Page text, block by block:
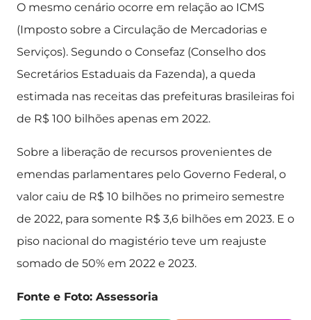
O mesmo cenário ocorre em relação ao ICMS
(Imposto sobre a Circulação de Mercadorias e
Serviços). Segundo o Consefaz (Conselho dos
Secretários Estaduais da Fazenda), a queda
estimada nas receitas das prefeituras brasileiras foi
de R$ 100 bilhões apenas em 2022.
Sobre a liberação de recursos provenientes de
emendas parlamentares pelo Governo Federal, o
valor caiu de R$ 10 bilhões no primeiro semestre
de 2022, para somente R$ 3,6 bilhões em 2023. E o
piso nacional do magistério teve um reajuste
somado de 50% em 2022 e 2023.
Fonte e Foto: Assessoria